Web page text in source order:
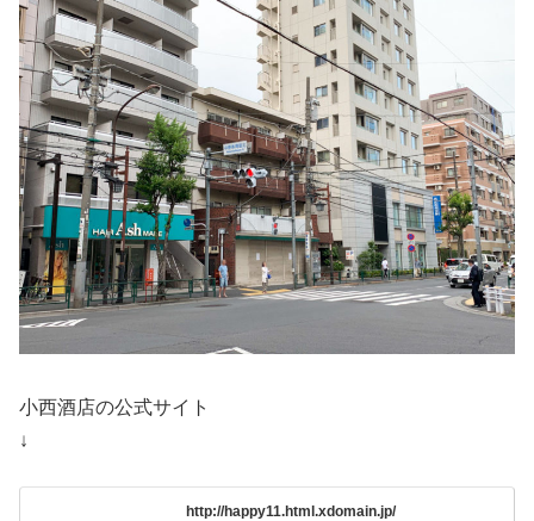
小西酒店の公式サイト
↓
http://happy11.html.xdomain.jp/